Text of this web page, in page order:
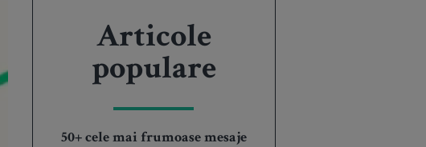
Articole
populare
50+ cele mai frumoase mesaje